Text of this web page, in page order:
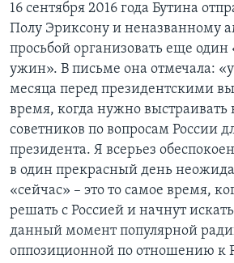
16 сентября 2016 года Бутина
Полу Эриксону и неназванному
просьбой организовать еще
ужин». В письме она отмечала: «у
месяца перед президентскими
время, когда нужно выстраивать
советников по вопросам России
президента. Я всерьез
в один прекрасный день
«сейчас» – это то самое время,
решать с Россией и начнут
данный момент популярной
оппозиционной по отношению к